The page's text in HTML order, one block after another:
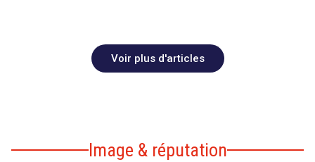
Voir plus d'articles
Image & réputation